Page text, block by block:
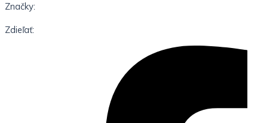
Značky:
Zdieľať: